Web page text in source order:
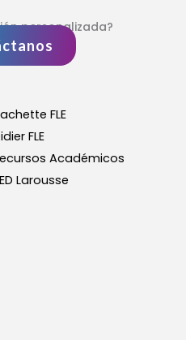
personalizada?
FLE
FLE
Académicos
Larousse